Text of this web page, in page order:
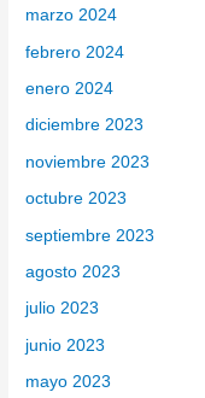
marzo 2024
febrero 2024
enero 2024
diciembre 2023
noviembre 2023
octubre 2023
septiembre 2023
agosto 2023
julio 2023
junio 2023
mayo 2023